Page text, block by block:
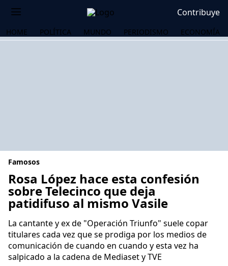
Contribuye
HOME POLÍTICA MUNDO PERIODISMO ECONOMÍA
Famosos
Rosa López hace esta confesión
sobre Telecinco que deja
patidifuso al mismo Vasile
La cantante y ex de "Operación Triunfo" suele copar
titulares cada vez que se prodiga por los medios de
comunicación de cuando en cuando y esta vez ha
salpicado a la cadena de Mediaset y TVE